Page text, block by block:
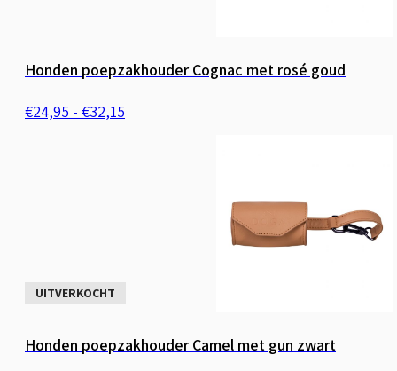
Honden poepzakhouder Cognac met rosé goud
€24,95 - €32,15
UITVERKOCHT
Honden poepzakhouder Camel met gun zwart